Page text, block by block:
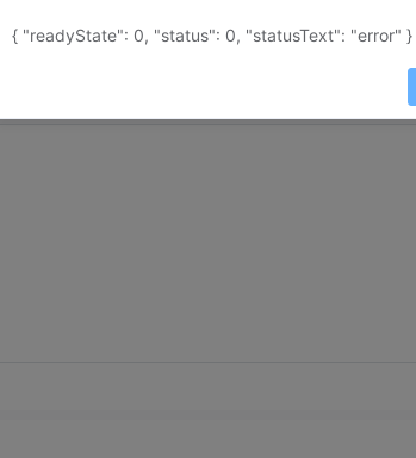
属性： 地图属性：
{ "readyState": 0, "status": 0, "statusText": "error" }